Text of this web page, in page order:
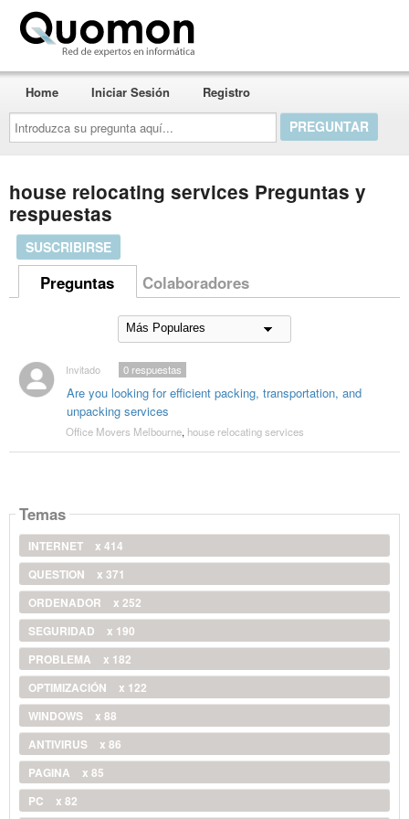
Introduzca
su
pregunta
aquí...
Home Iniciar Sesión Registro
house relocating services Preguntas y
respuestas
SUSCRIBIRSE
Preguntas Colaboradores
Invitado
Are you looking for efficient packing, transportation, and
unpacking services
0respuestas
Office Movers Melbourne, house relocating services
Temas
INTERNET
x 414
QUESTION
x 371
ORDENADOR
x 252
SEGURIDAD
x 190
PROBLEMA
x 182
OPTIMIZACIÓN
x 122
WINDOWS
x 88
ANTIVIRUS
x 86
PAGINA
x 85
PC
x 82